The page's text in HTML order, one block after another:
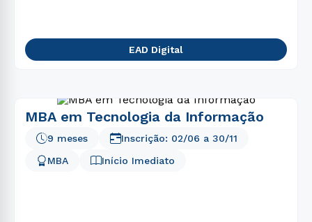
EAD Digital
MBA em Tecnologia da Informação
MBA Início Imediato
9 meses Inscrição: 02/06 a 30/11